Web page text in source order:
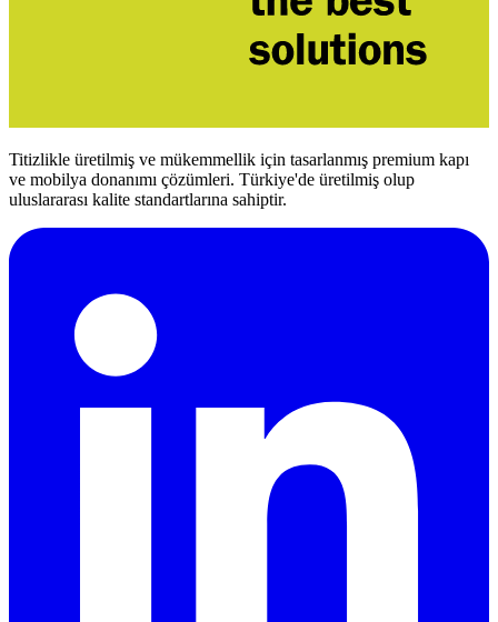
Titizlikle üretilmiş ve mükemmellik için tasarlanmış premium kapı
ve mobilya donanımı çözümleri. Türkiye'de üretilmiş olup
uluslararası kalite standartlarına sahiptir.